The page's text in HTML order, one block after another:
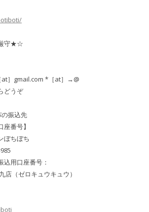
守★☆
］gmail.com *［at］→@
どうぞ
振込先
座番号】
ぼちぼち
込用口座番号：
（ゼロキュウキュウ）